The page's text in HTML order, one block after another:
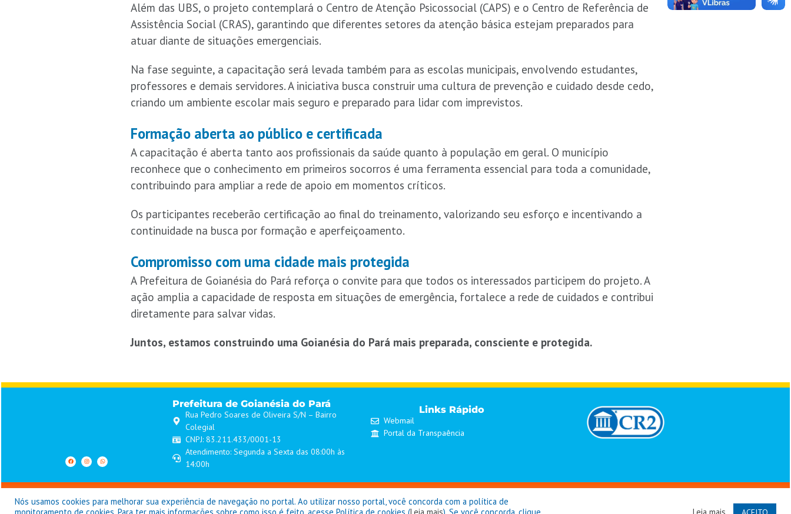
Além das UBS, o projeto contemplará o Centro de Atenção Psicossocial (CAPS) e o Centro de Referência de
Assistência Social (CRAS), garantindo que diferentes setores da atenção básica estejam preparados para
atuar diante de situações emergenciais.
Na fase seguinte, a capacitação será levada também para as escolas municipais, envolvendo estudantes,
professores e demais servidores. A iniciativa busca construir uma cultura de prevenção e cuidado desde cedo,
criando um ambiente escolar mais seguro e preparado para lidar com imprevistos.
Formação aberta ao público e certificada
A capacitação é aberta tanto aos profissionais da saúde quanto à população em geral. O município
reconhece que o conhecimento em primeiros socorros é uma ferramenta essencial para toda a comunidade,
contribuindo para ampliar a rede de apoio em momentos críticos.
Os participantes receberão certificação ao final do treinamento, valorizando seu esforço e incentivando a
continuidade na busca por formação e aperfeiçoamento.
Compromisso com uma cidade mais protegida
A Prefeitura de Goianésia do Pará reforça o convite para que todos os interessados participem do projeto. A
ação amplia a capacidade de resposta em situações de emergência, fortalece a rede de cuidados e contribui
diretamente para salvar vidas.
Juntos, estamos construindo uma Goianésia do Pará mais preparada, consciente e protegida.
Prefeitura de Goianésia do Pará
Rua Pedro Soares de Oliveira S/N – Bairro
Colegial
CNPJ: 83.211.433/0001-13
Atendimento: Segunda a Sexta das 08:00h às
14:00h
Links Rápido
Webmail
Portal da Transpaência
Nós usamos cookies para melhorar sua experiência de navegação no portal. Ao utilizar nosso portal, você concorda com a política de